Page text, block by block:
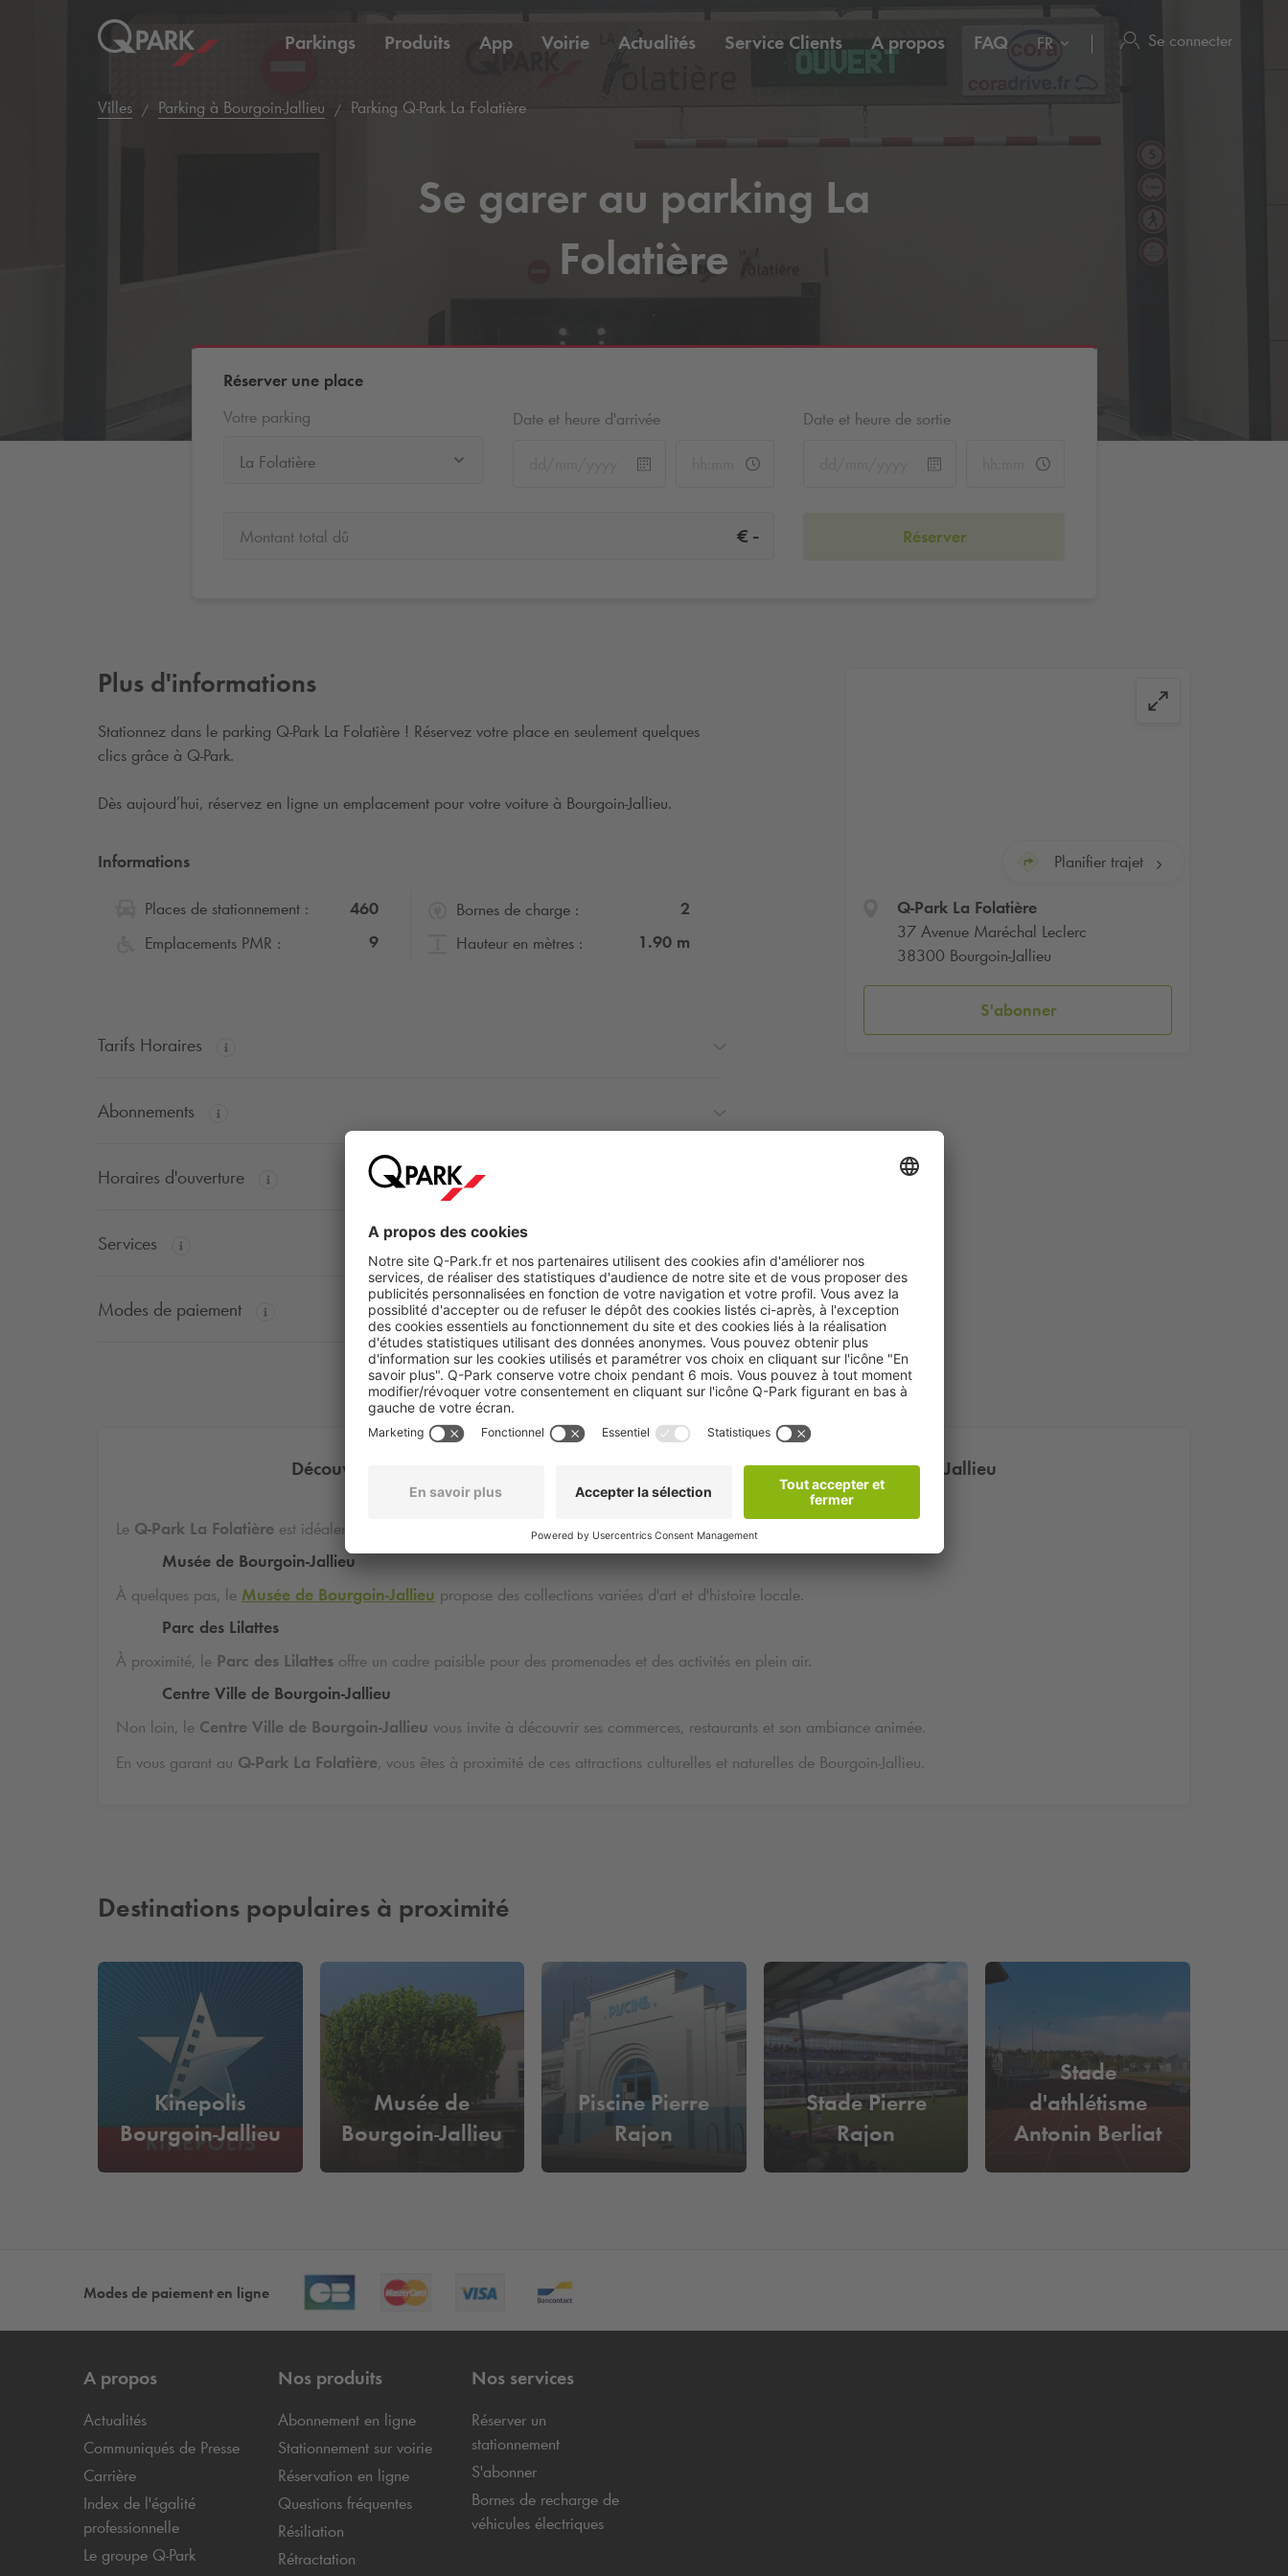
Parkings Produits App Voirie Actualités Service Clients A propos FAQ FR Se connecter
Villes Parking à Bourgoin-Jallieu Parking Q-Park La Folatière
Se garer au parking La
Folatière
Réserver une place
Votre parking
La Folatière
Date et heure d'arrivée Date et heure de sortie
Montant total dû € - Réserver
Planifier trajet
Q-ParkLa Folatière
37 Avenue Maréchal Leclerc
38300 Bourgoin-Jallieu
S'abonner
Plus d'informations
Stationnez dans le parking Q-Park La Folatière ! Réservez votre place en seulement quelques
clics grâce à Q-Park.
Dès aujourd’hui, réservez en ligne un emplacement pour votre voiture à Bourgoin-Jallieu.
Informations
Places de stationnement :
460
Emplacements PMR :
9
Bornes de charge :
2
Hauteur en mètres :
1.90 m
Tarifs Horaires
Abonnements
Horaires d'ouverture
Services
Modes de paiement
Découvrez les attractions à proximité du parking Q-ParkLa Folatière à Bourgoin-Jallieu
Le Q-Park La Folatière est idéalement situé pour découvrir plusieurs points d'intérêt :
Musée de Bourgoin-Jallieu
À quelques pas, le Musée de Bourgoin-Jallieu propose des collections variées d'art et d'histoire locale.
Parc des Lilattes
À proximité, le Parc des Lilattes offre un cadre paisible pour des promenades et des activités en plein air.
Centre Ville de Bourgoin-Jallieu
Non loin, le Centre Ville de Bourgoin-Jallieu vous invite à découvrir ses commerces, restaurants et son ambiance animée.
En vous garant au Q-Park La Folatière, vous êtes à proximité de ces attractions culturelles et naturelles de Bourgoin-Jallieu.
Destinations populaires à proximité
Kinepolis
Bourgoin-Jallieu
Musée de
Bourgoin-Jallieu
Piscine Pierre
Rajon
Stade Pierre
Rajon
Stade
d'athlétisme
Antonin Berliat
Modes de paiement en ligne
A propos
Actualités
Communiqués de Presse
Carrière
Index de l'égalité
professionnelle
Le groupe Q-Park
Nos produits
Abonnement en ligne
Stationnement sur voirie
Réservation en ligne
Questions fréquentes
Résiliation
Rétractation
Nos services
Réserver un
stationnement
S'abonner
Bornes de recharge de
véhicules électriques